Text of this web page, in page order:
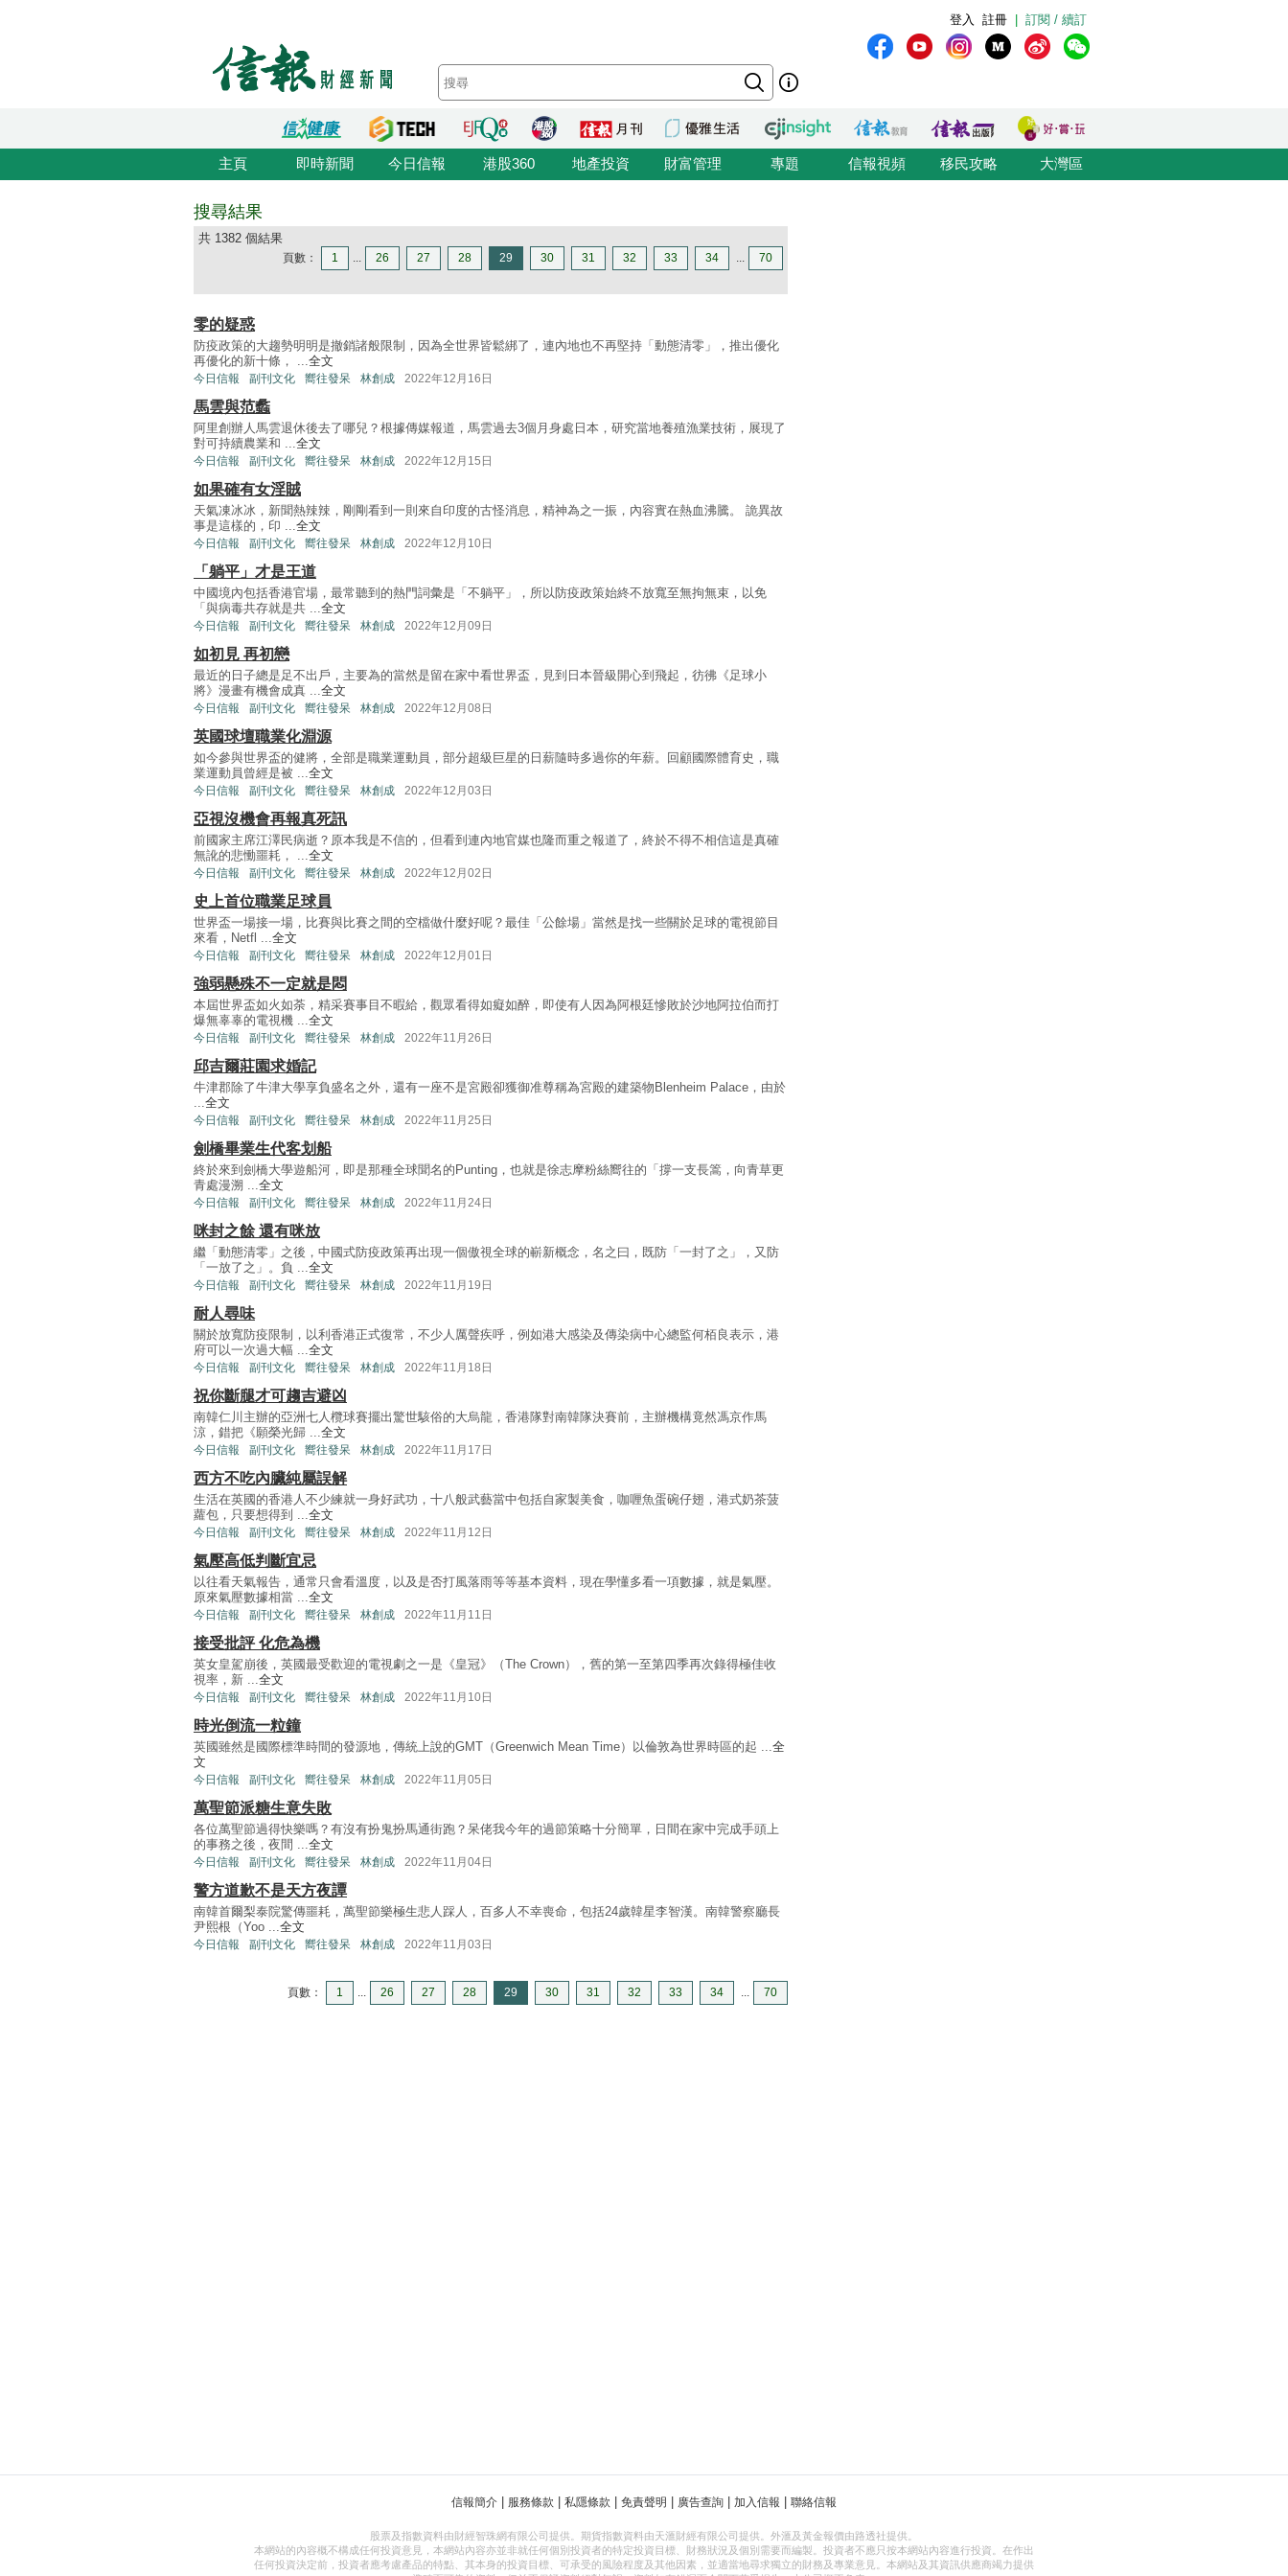
訂閱 / 續訂
註冊
登入
主頁 即時新聞 今日信報 港股360 地產投資 財富管理 專題 信報視頻 移民攻略 大灣區
搜尋結果
共 1382 個結果
頁數： 1 ... 26 27 28 29 30 31 32 33 34 ... 70
零的疑惑
防疫政策的大趨勢明明是撤銷諸般限制，因為全世界皆鬆綁了，連內地也不再堅持「動態清零」，推出優化
再優化的新十條， ...全文
今日信報 副刊文化 嚮往發呆 林創成 2022年12月16日
馬雲與范蠡
阿里創辦人馬雲退休後去了哪兒？根據傳媒報道，馬雲過去3個月身處日本，研究當地養殖漁業技術，展現了
對可持續農業和 ...全文
今日信報 副刊文化 嚮往發呆 林創成 2022年12月15日
如果確有女淫賊
天氣凍冰冰，新聞熱辣辣，剛剛看到一則來自印度的古怪消息，精神為之一振，內容實在熱血沸騰。 詭異故
事是這樣的，印 ...全文
今日信報 副刊文化 嚮往發呆 林創成 2022年12月10日
「躺平」才是王道
中國境內包括香港官場，最常聽到的熱門詞彙是「不躺平」，所以防疫政策始終不放寬至無拘無束，以免
「與病毒共存就是共 ...全文
今日信報 副刊文化 嚮往發呆 林創成 2022年12月09日
如初見 再初戀
最近的日子總是足不出戶，主要為的當然是留在家中看世界盃，見到日本晉級開心到飛起，彷彿《足球小
將》漫畫有機會成真 ...全文
今日信報 副刊文化 嚮往發呆 林創成 2022年12月08日
英國球壇職業化淵源
如今參與世界盃的健將，全部是職業運動員，部分超級巨星的日薪隨時多過你的年薪。回顧國際體育史，職
業運動員曾經是被 ...全文
今日信報 副刊文化 嚮往發呆 林創成 2022年12月03日
亞視沒機會再報真死訊
前國家主席江澤民病逝？原本我是不信的，但看到連內地官媒也隆而重之報道了，終於不得不相信這是真確
無訛的悲慟噩耗， ...全文
今日信報 副刊文化 嚮往發呆 林創成 2022年12月02日
史上首位職業足球員
世界盃一場接一場，比賽與比賽之間的空檔做什麼好呢？最佳「公餘場」當然是找一些關於足球的電視節目
來看，Netfl ...全文
今日信報 副刊文化 嚮往發呆 林創成 2022年12月01日
強弱懸殊不一定就是悶
本屆世界盃如火如荼，精采賽事目不暇給，觀眾看得如癡如醉，即使有人因為阿根廷慘敗於沙地阿拉伯而打
爆無辜辜的電視機 ...全文
今日信報 副刊文化 嚮往發呆 林創成 2022年11月26日
邱吉爾莊園求婚記
牛津郡除了牛津大學享負盛名之外，還有一座不是宮殿卻獲御准尊稱為宮殿的建築物Blenheim Palace，由於
...全文
今日信報 副刊文化 嚮往發呆 林創成 2022年11月25日
劍橋畢業生代客划船
終於來到劍橋大學遊船河，即是那種全球聞名的Punting，也就是徐志摩粉絲嚮往的「撐一支長篙，向青草更
青處漫溯 ...全文
今日信報 副刊文化 嚮往發呆 林創成 2022年11月24日
咪封之餘 還有咪放
繼「動態清零」之後，中國式防疫政策再出現一個傲視全球的嶄新概念，名之曰，既防「一封了之」，又防
「一放了之」。負 ...全文
今日信報 副刊文化 嚮往發呆 林創成 2022年11月19日
耐人尋味
關於放寬防疫限制，以利香港正式復常，不少人厲聲疾呼，例如港大感染及傳染病中心總監何栢良表示，港
府可以一次過大幅 ...全文
今日信報 副刊文化 嚮往發呆 林創成 2022年11月18日
祝你斷腿才可趨吉避凶
南韓仁川主辦的亞洲七人欖球賽擺出驚世駭俗的大烏龍，香港隊對南韓隊決賽前，主辦機構竟然馮京作馬
涼，錯把《願榮光歸 ...全文
今日信報 副刊文化 嚮往發呆 林創成 2022年11月17日
西方不吃內臟純屬誤解
生活在英國的香港人不少練就一身好武功，十八般武藝當中包括自家製美食，咖喱魚蛋碗仔翅，港式奶茶菠
蘿包，只要想得到 ...全文
今日信報 副刊文化 嚮往發呆 林創成 2022年11月12日
氣壓高低判斷宜忌
以往看天氣報告，通常只會看溫度，以及是否打風落雨等等基本資料，現在學懂多看一項數據，就是氣壓。
原來氣壓數據相當 ...全文
今日信報 副刊文化 嚮往發呆 林創成 2022年11月11日
接受批評 化危為機
英女皇駕崩後，英國最受歡迎的電視劇之一是《皇冠》（The Crown），舊的第一至第四季再次錄得極佳收
視率，新 ...全文
今日信報 副刊文化 嚮往發呆 林創成 2022年11月10日
時光倒流一粒鐘
英國雖然是國際標準時間的發源地，傳統上說的GMT（Greenwich Mean Time）以倫敦為世界時區的起 ...全
文
今日信報 副刊文化 嚮往發呆 林創成 2022年11月05日
萬聖節派糖生意失敗
各位萬聖節過得快樂嗎？有沒有扮鬼扮馬通街跑？呆佬我今年的過節策略十分簡單，日間在家中完成手頭上
的事務之後，夜間 ...全文
今日信報 副刊文化 嚮往發呆 林創成 2022年11月04日
警方道歉不是天方夜譚
南韓首爾梨泰院驚傳噩耗，萬聖節樂極生悲人踩人，百多人不幸喪命，包括24歲韓星李智漢。南韓警察廳長
尹熙根（Yoo ...全文
今日信報 副刊文化 嚮往發呆 林創成 2022年11月03日
頁數： 1 ... 26 27 28 29 30 31 32 33 34 ... 70
信報簡介 服務條款 私隱條款 免責聲明 廣告查詢 加入信報 聯絡信報
股票及指數資料由財經智珠網有限公司提供。期貨指數資料由天滙財經有限公司提供。外滙及黃金報價由路透社提供。
本網站的內容概不構成任何投資意見，本網站內容亦並非就任何個別投資者的特定投資目標、財務狀況及個別需要而編製。投資者不應只按本網站內容進行投資。在作出
任何投資決定前，投資者應考慮產品的特點、其本身的投資目標、可承受的風險程度及其他因素，並適當地尋求獨立的財務及專業意見。本網站及其資訊供應商竭力提供